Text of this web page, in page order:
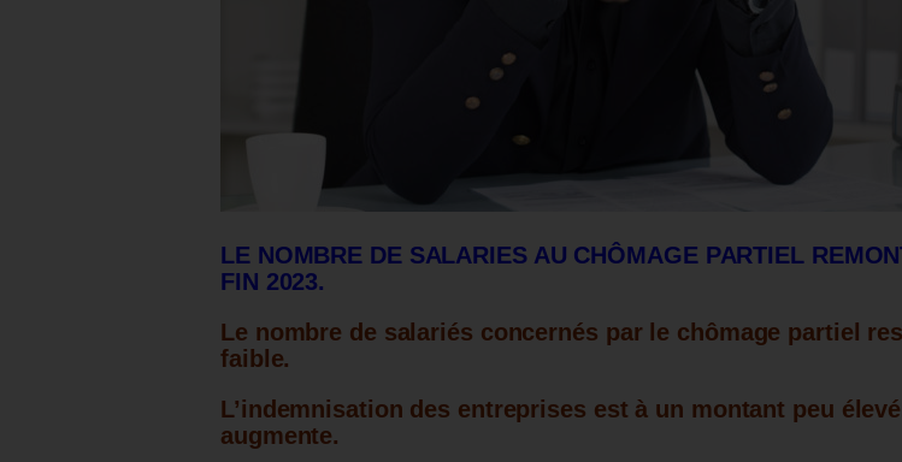
LE NOMBRE DE SALARIES AU CHÔMAGE PARTIEL
FIN 2023.
Le nombre de salariés concernés par le chômage partiel
faible.
L’indemnisation des entreprises est à un montant peu
augmente.